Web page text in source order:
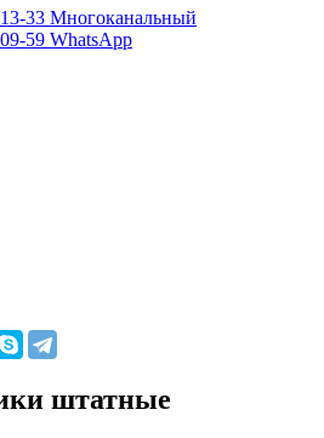
33 Многоканальный
59 WhatsApp
штатные